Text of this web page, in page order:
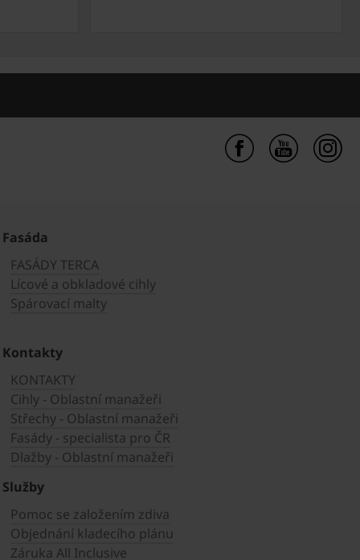
Fasáda
FASÁDY TERCA
Lícové a obkladové cihly
Spárovací malty
Kontakty
KONTAKTY
Cihly - Oblastní manažeři
Střechy - Oblastní manažeři
Fasády - specialista pro ČR
Dlažby - Oblastní manažeři
Služby
Pomoc se založením zdiva
Objednání kladecího plánu
Záruka All Inclusive